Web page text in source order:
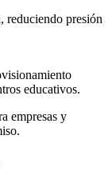
reduciendo presión
educativos.
empresas y